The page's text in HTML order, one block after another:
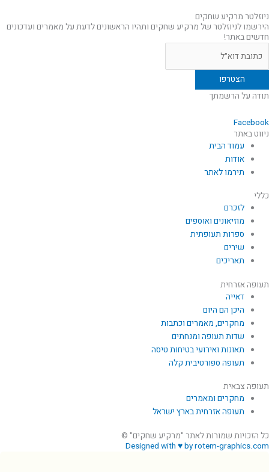
ניוזלטר מרקיע שחקים
הירשמו לניוזלטר של מרקיע שחקים ותהיו הראשונים לדעת על מאמרים ועדכונים
חדשים באתר!
תודה על הרשמתך
Facebook
ניווט באתר
עמוד הבית
אודות
תירמו לאתר
כללי
לזכרם
מוזיאונים ואוספים
ספרות תעופתית
שירים
תאריכים
תעופה אזרחית
דאייה
היכן הם היום
מחקרים, מאמרים וכתבות
שדות תעופה ומנחתים
תאונות ואירועי בטיחות טיסה
תעופה ספורטיבית קלה
תעופה צבאית
מחקרים ומאמרים
תעופה אזרחית בארץ ישראל
כל הזכויות שמורות לאתר "מרקיע שחקים" ©
Designed with ♥ by rotem-graphics.com